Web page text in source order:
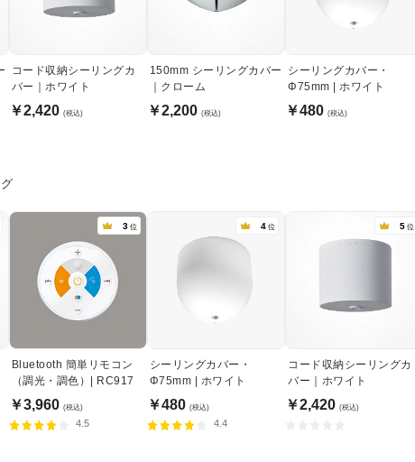
コード収納シーリングカ
バー｜ホワイト
￥2,420 (税込)
150mm シーリングカバー
｜クローム
￥2,200 (税込)
シーリングカバー・
Φ75mm | ホワイト
￥480 (税込)
3 位
Bluetooth 簡単リモコン
（調光・調色）| RC917
￥3,960 (税込)
4.5
4 位
シーリングカバー・
Φ75mm | ホワイト
￥480 (税込)
4.4
5 位
コード収納シーリングカ
バー｜ホワイト
￥2,420 (税込)